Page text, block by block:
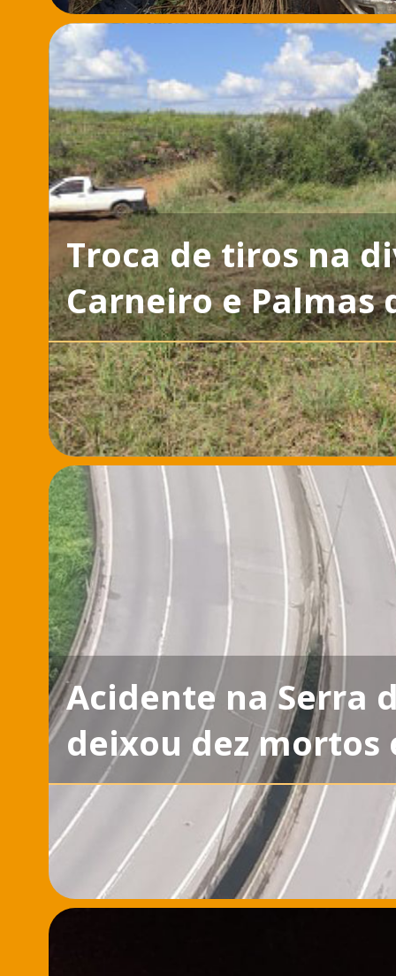
Troca de tiros na
Carneiro e Palmas
Acidente na Serra
deixou dez mortos